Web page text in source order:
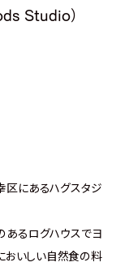
Studio）
区にあるハグスタジ
あるログハウスでヨ
おいしい自然食の料